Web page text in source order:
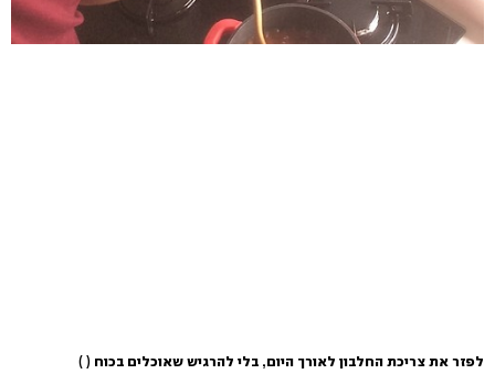
לפזר את צריכת החלבון לאורך היום, בלי להרגיש שאוכלים בכוח ( )